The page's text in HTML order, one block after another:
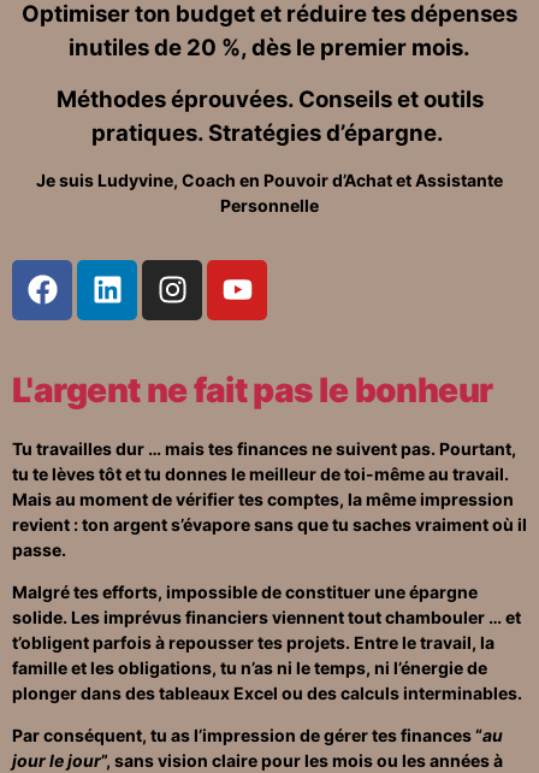
Optimiser ton budget et réduire tes dépenses
inutiles de 20 %, dès le premier mois.
Méthodes éprouvées. Conseils et outils
pratiques. Stratégies d’épargne.
Je suis Ludyvine, Coach en Pouvoir d’Achat et Assistante
Personnelle
L'argent ne fait pas le bonheur
Tu travailles dur … mais tes finances ne suivent pas. Pourtant,
tu te lèves tôt et tu donnes le meilleur de toi-même au travail.
Mais au moment de vérifier tes comptes, la même impression
revient : ton argent s’évapore sans que tu saches vraiment où il
passe.
Malgré tes efforts, impossible de constituer une épargne
solide. Les imprévus financiers viennent tout chambouler … et
t’obligent parfois à repousser tes projets. Entre le travail, la
famille et les obligations, tu n’as ni le temps, ni l’énergie de
plonger dans des tableaux Excel ou des calculs interminables.
Par conséquent, tu as l’impression de gérer tes finances “au
jour le jour”, sans vision claire pour les mois ou les années à